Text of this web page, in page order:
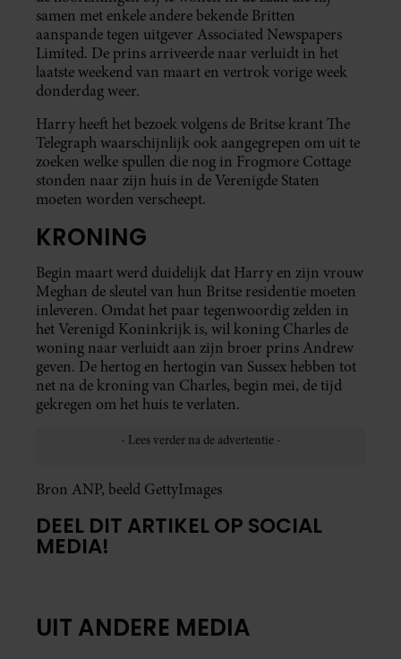
samen met enkele andere bekende Britten
aanspande tegen uitgever Associated Newspapers
Limited. De prins arriveerde naar verluidt in het
laatste weekend van maart en vertrok vorige week
donderdag weer.
Harry heeft het bezoek volgens de Britse krant The
Telegraph waarschijnlijk ook aangegrepen om uit te
zoeken welke spullen die nog in Frogmore Cottage
stonden naar zijn huis in de Verenigde Staten
moeten worden verscheept.
KRONING
Begin maart werd duidelijk dat Harry en zijn vrouw
Meghan de sleutel van hun Britse residentie moeten
inleveren. Omdat het paar tegenwoordig zelden in
het Verenigd Koninkrijk is, wil koning Charles de
woning naar verluidt aan zijn broer prins Andrew
geven. De hertog en hertogin van Sussex hebben tot
net na de kroning van Charles, begin mei, de tijd
gekregen om het huis te verlaten.
Bron ANP, beeld GettyImages
DEEL DIT ARTIKEL OP SOCIAL
MEDIA!
UIT ANDERE MEDIA